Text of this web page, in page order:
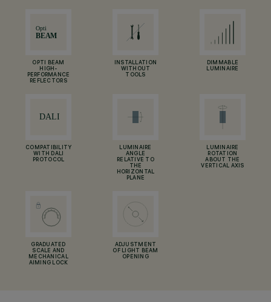
OPTI BEAM
HIGH-
PERFORMANCE
REFLECTORS
INSTALLATION
WITHOUT
TOOLS
DIMMABLE
LUMINAIRE
COMPATIBILITY
WITH DALI
PROTOCOL
LUMINAIRE
ANGLE
RELATIVE TO
THE
HORIZONTAL
PLANE
LUMINAIRE
ROTATION
ABOUT THE
VERTICAL AXIS
GRADUATED
SCALE AND
MECHANICAL
AIMING LOCK
ADJUSTMENT
OF LIGHT BEAM
OPENING